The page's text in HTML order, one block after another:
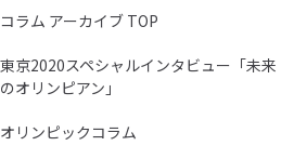
コラム アーカイブ TOP
東京2020スペシャルインタビュー「未来
のオリンピアン」
オリンピックコラム